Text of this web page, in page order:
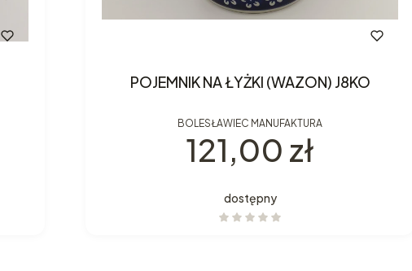
POJEMNIK NA ŁYŻKI (WAZON) J8KO
BOLESŁAWIEC MANUFAKTURA
Cena
121,00 zł
dostępny